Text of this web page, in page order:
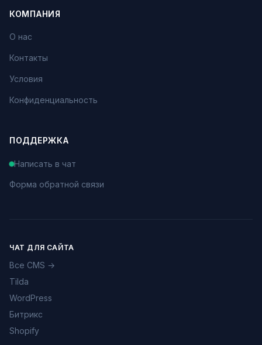
КОМПАНИЯ
О нас
Контакты
Условия
Конфиденциальность
ПОДДЕРЖКА
Написать в чат
Форма обратной связи
ЧАТ ДЛЯ САЙТА
Все CMS →
Tilda
WordPress
Битрикс
Shopify